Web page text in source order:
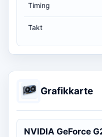
Timing
Takt
Grafikkarte
NVIDIA GeForce